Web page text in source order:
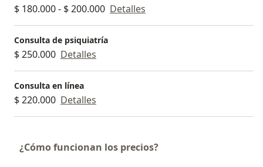
$ 180.000 - $ 200.000 Detalles
Consulta de psiquiatría
$ 250.000 Detalles
Consulta en línea
$ 220.000 Detalles
¿Cómo funcionan los precios?